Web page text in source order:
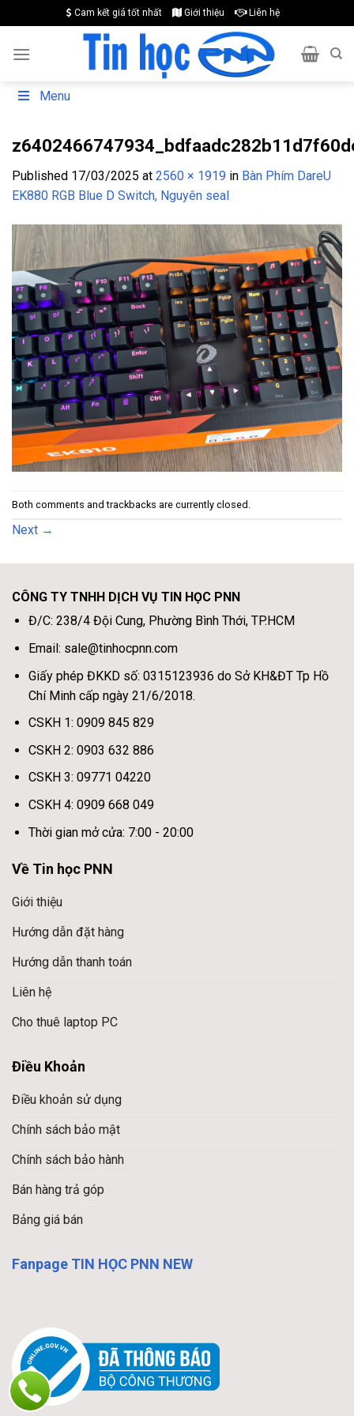
to
content
Cam kết giá tốt nhất Giới thiệu Liên hệ
Menu
Published 17/03/2025 at 2560 × 1919 in Bàn Phím DareU
EK880 RGB Blue D Switch, Nguyên seal
Both comments and trackbacks are currently closed.
Next →
CÔNG TY TNHH DỊCH VỤ TIN HỌC PNN
Đ/C: 238/4 Đội Cung, Phường Bình Thới, TP.HCM
Email: sale@tinhocpnn.com
Giấy phép ĐKKD số: 0315123936 do Sở KH&ĐT Tp Hồ
Chí Minh cấp ngày 21/6/2018.
CSKH 1: 0909 845 829
CSKH 2: 0903 632 886
CSKH 3: 09771 04220
CSKH 4: 0909 668 049
Thời gian mở cửa: 7:00 - 20:00
Về Tin học PNN
Giới thiệu
Hướng dẫn đặt hàng
Hướng dẫn thanh toán
Liên hệ
Cho thuê laptop PC
Điều Khoản
Điều khoản sử dụng
Chính sách bảo mật
Chính sách bảo hành
Bán hàng trả góp
Bảng giá bán
Fanpage TIN HỌC PNN NEW